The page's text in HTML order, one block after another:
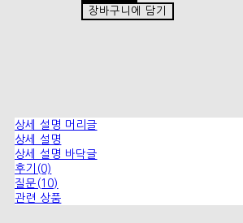
장바구니에 담기
상세 설명 머리글
상세 설명
상세 설명 바닥글
후기(0)
질문(10)
관련 상품